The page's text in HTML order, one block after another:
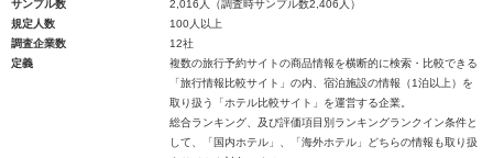
サンプル数
2,016人（調査時サンプル数2,406人）
規定人数
100人以上
調査企業数
12社
定義
複数の旅行予約サイトの商品情報を横断的に検索・比較できる
「旅行情報比較サイト」の内、宿泊施設の情報（1泊以上）を
取り扱う「ホテル比較サイト」を運営する企業。
総合ランキング、及び評価項目別ランキングランクイン条件と
して、「国内ホテル」、「海外ホテル」どちらの情報も取り扱